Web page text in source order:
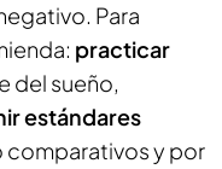
Para
practicar
del sueño,
estándares
comparativos y por